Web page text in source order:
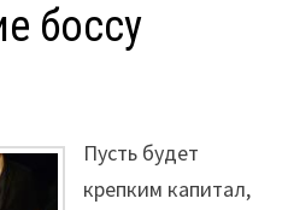
боссу
Пусть будет
крепким капитал,